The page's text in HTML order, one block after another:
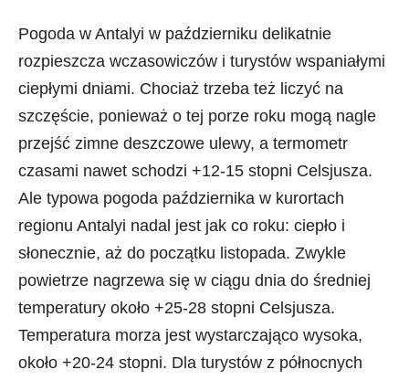
Pogoda w Antalyi w październiku delikatnie
rozpieszcza wczasowiczów i turystów wspaniałymi
ciepłymi dniami. Chociaż trzeba też liczyć na
szczęście, ponieważ o tej porze roku mogą nagle
przejść zimne deszczowe ulewy, a termometr
czasami nawet schodzi +12-15 stopni Celsjusza.
Ale typowa pogoda października w kurortach
regionu Antalyi nadal jest jak co roku: ciepło i
słonecznie, aż do początku listopada. Zwykle
powietrze nagrzewa się w ciągu dnia do średniej
temperatury około +25-28 stopni Celsjusza.
Temperatura morza jest wystarczająco wysoka,
około +20-24 stopni. Dla turystów z północnych